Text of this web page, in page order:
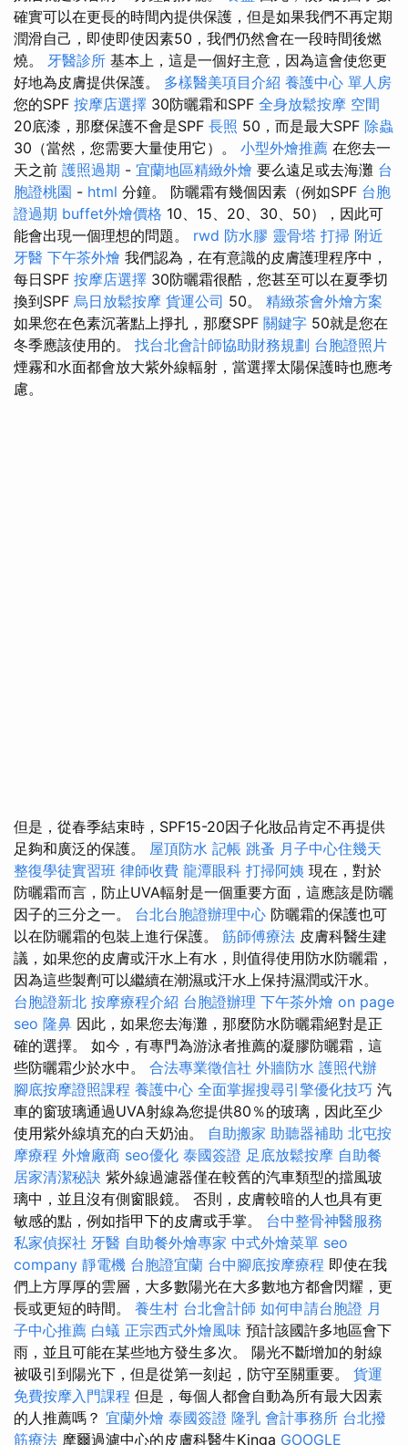
確實可以在更長的時間內提供保護，但是如果我們不再定期
潤滑自己，即使即使因素50，我們仍然會在一段時間後燃
燒。 牙醫診所 基本上，這是一個好主意，因為這會使您更
好地為皮膚提供保護。 多樣醫美項目介紹 養護中心 單人房
您的SPF 按摩店選擇 30防曬霜和SPF 全身放鬆按摩 空間
20底漆，那麼保護不會是SPF 長照 50，而是最大SPF 除蟲
30（當然，您需要大量使用它）。 小型外燴推薦 在您去一
天之前 護照過期 - 宜蘭地區精緻外燴 要么遠足或去海灘 台
胞證桃園 - html 分鐘。 防曬霜有幾個因素（例如SPF 台胞
證過期 buffet外燴價格 10、15、20、30、50），因此可
能會出現一個理想的問題。 rwd 防水膠 靈骨塔 打掃 附近
牙醫 下午茶外燴 我們認為，在有意識的皮膚護理程序中，
每日SPF 按摩店選擇 30防曬霜很酷，您甚至可以在夏季切
換到SPF 烏日放鬆按摩 貨運公司 50。 精緻茶會外燴方案
如果您在色素沉著點上掙扎，那麼SPF 關鍵字 50就是您在
冬季應該使用的。 找台北會計師協助財務規劃 台胞證照片
煙霧和水面都會放大紫外線輻射，當選擇太陽保護時也應考
慮。
但是，從春季結束時，SPF15-20因子化妝品肯定不再提供
足夠和廣泛的保護。 屋頂防水 記帳 跳蚤 月子中心住幾天
整復學徒實習班 律師收費 龍潭眼科 打掃阿姨 現在，對於
防曬霜而言，防止UVA輻射是一個重要方面，這應該是防曬
因子的三分之一。 台北台胞證辦理中心 防曬霜的保護也可
以在防曬霜的包裝上進行保護。 筋師傅療法 皮膚科醫生建
議，如果您的皮膚或汗水上有水，則值得使用防水防曬霜，
因為這些製劑可以繼續在潮濕或汗水上保持濕潤或汗水。
台胞證新北 按摩療程介紹 台胞證辦理 下午茶外燴 on page
seo 隆鼻 因此，如果您去海灘，那麼防水防曬霜絕對是正
確的選擇。 如今，有專門為游泳者推薦的凝膠防曬霜，這
些防曬霜少於水中。 合法專業徵信社 外牆防水 護照代辦
腳底按摩證照課程 養護中心 全面掌握搜尋引擎優化技巧 汽
車的窗玻璃通過UVA射線為您提供80％的玻璃，因此至少
使用紫外線填充的白天奶油。 自助搬家 助聽器補助 北屯按
摩療程 外燴廠商 seo優化 泰國簽證 足底放鬆按摩 自助餐
居家清潔秘訣 紫外線過濾器僅在較舊的汽車類型的擋風玻
璃中，並且沒有側窗眼鏡。 否則，皮膚較暗的人也具有更
敏感的點，例如指甲下的皮膚或手掌。 台中整骨神醫服務
私家偵探社 牙醫 自助餐外燴專家 中式外燴菜單 seo
company 靜電機 台胞證宜蘭 台中腳底按摩療程 即使在我
們上方厚厚的雲層，大多數陽光在大多數地方都會閃耀，更
長或更短的時間。 養生村 台北會計師 如何申請台胞證 月
子中心推薦 白蟻 正宗西式外燴風味 預計該國許多地區會下
雨，並且可能在某些地方發生多次。 陽光不斷增加的射線
被吸引到陽光下，但是從第一刻起，防守至關重要。 貨運
免費按摩入門課程 但是，每個人都會自動為所有最大因素
的人推薦嗎？ 宜蘭外燴 泰國簽證 隆乳 會計事務所 台北撥
筋療法 摩爾過濾中心的皮膚科醫生Kinga GOOGLE